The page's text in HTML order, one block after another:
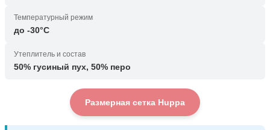
Температурный режим
до -30°C
Утеплитель и состав
50% гусиный пух, 50% перо
Размерная сетка Huppa